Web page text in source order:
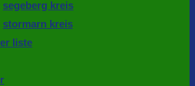
segeberg kreis
stormarn kreis
liste